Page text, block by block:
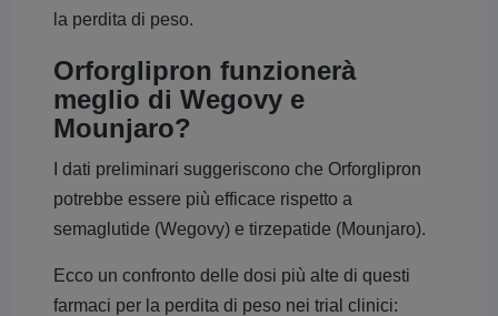
la perdita di peso.
Orforglipron funzionerà
meglio di Wegovy e
Mounjaro?
I dati preliminari suggeriscono che Orforglipron
potrebbe essere più efficace rispetto a
semaglutide (Wegovy) e tirzepatide (Mounjaro).
Ecco un confronto delle dosi più alte di questi
farmaci per la perdita di peso nei trial clinici: